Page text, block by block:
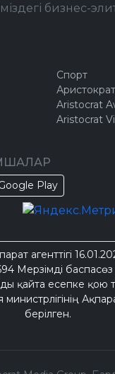
бизнес-
Спорт
Aristocrat
Aristocrat
Play
агенттігі
Мерзімді
қайта есепке қою
берілген.